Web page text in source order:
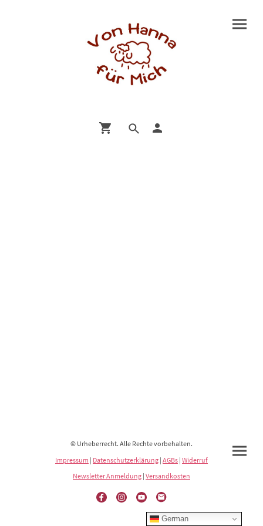
© Urheberrecht. Alle Rechte vorbehalten.
Impressum | Datenschutzerklärung | AGBs | Widerruf
Newsletter Anmeldung | Versandkosten
German